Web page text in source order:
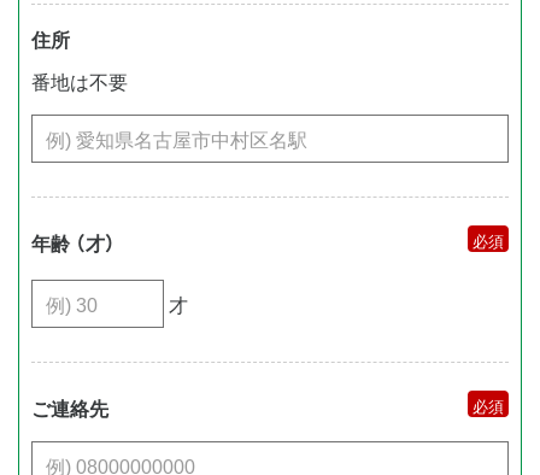
住所
番地は不要
年齢 （才）
才
ご連絡先